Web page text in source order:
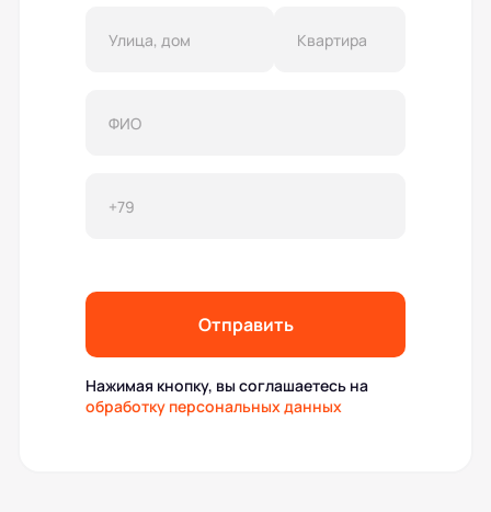
Отправить
Нажимая кнопку, вы соглашаетесь на
обработку персональных данных